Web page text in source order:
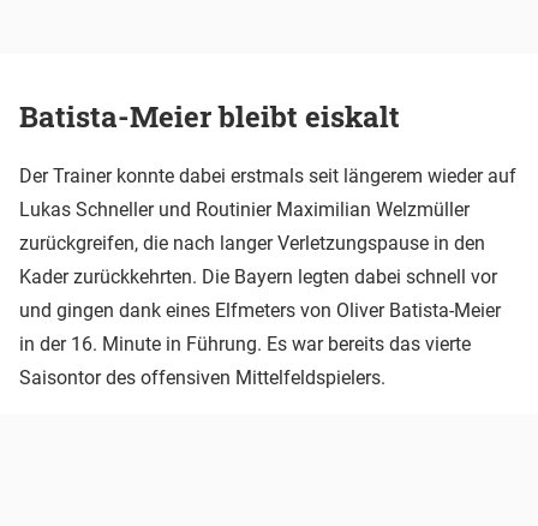
Batista-Meier bleibt eiskalt
Der Trainer konnte dabei erstmals seit längerem wieder auf
Lukas Schneller und Routinier Maximilian Welzmüller
zurückgreifen, die nach langer Verletzungspause in den
Kader zurückkehrten. Die Bayern legten dabei schnell vor
und gingen dank eines Elfmeters von Oliver Batista-Meier
in der 16. Minute in Führung. Es war bereits das vierte
Saisontor des offensiven Mittelfeldspielers.